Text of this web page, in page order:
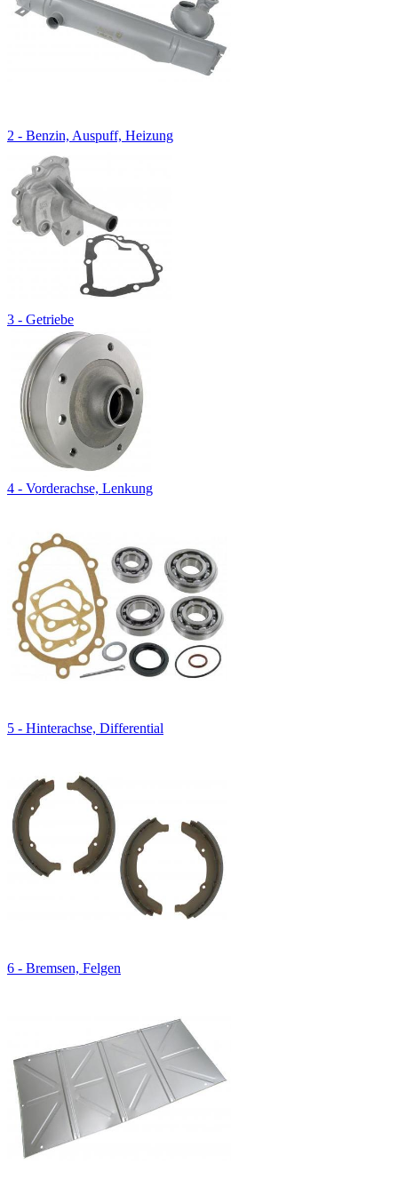
2 - Benzin, Auspuff, Heizung
3 - Getriebe
4 - Vorderachse, Lenkung
5 - Hinterachse, Differential
6 - Bremsen, Felgen